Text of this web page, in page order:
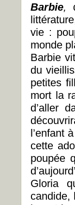
Barbie,
vie :
monde
Barbie
du
petites
mort la
d’aller
l’enfant
cette
poupée
Gloria
candide,